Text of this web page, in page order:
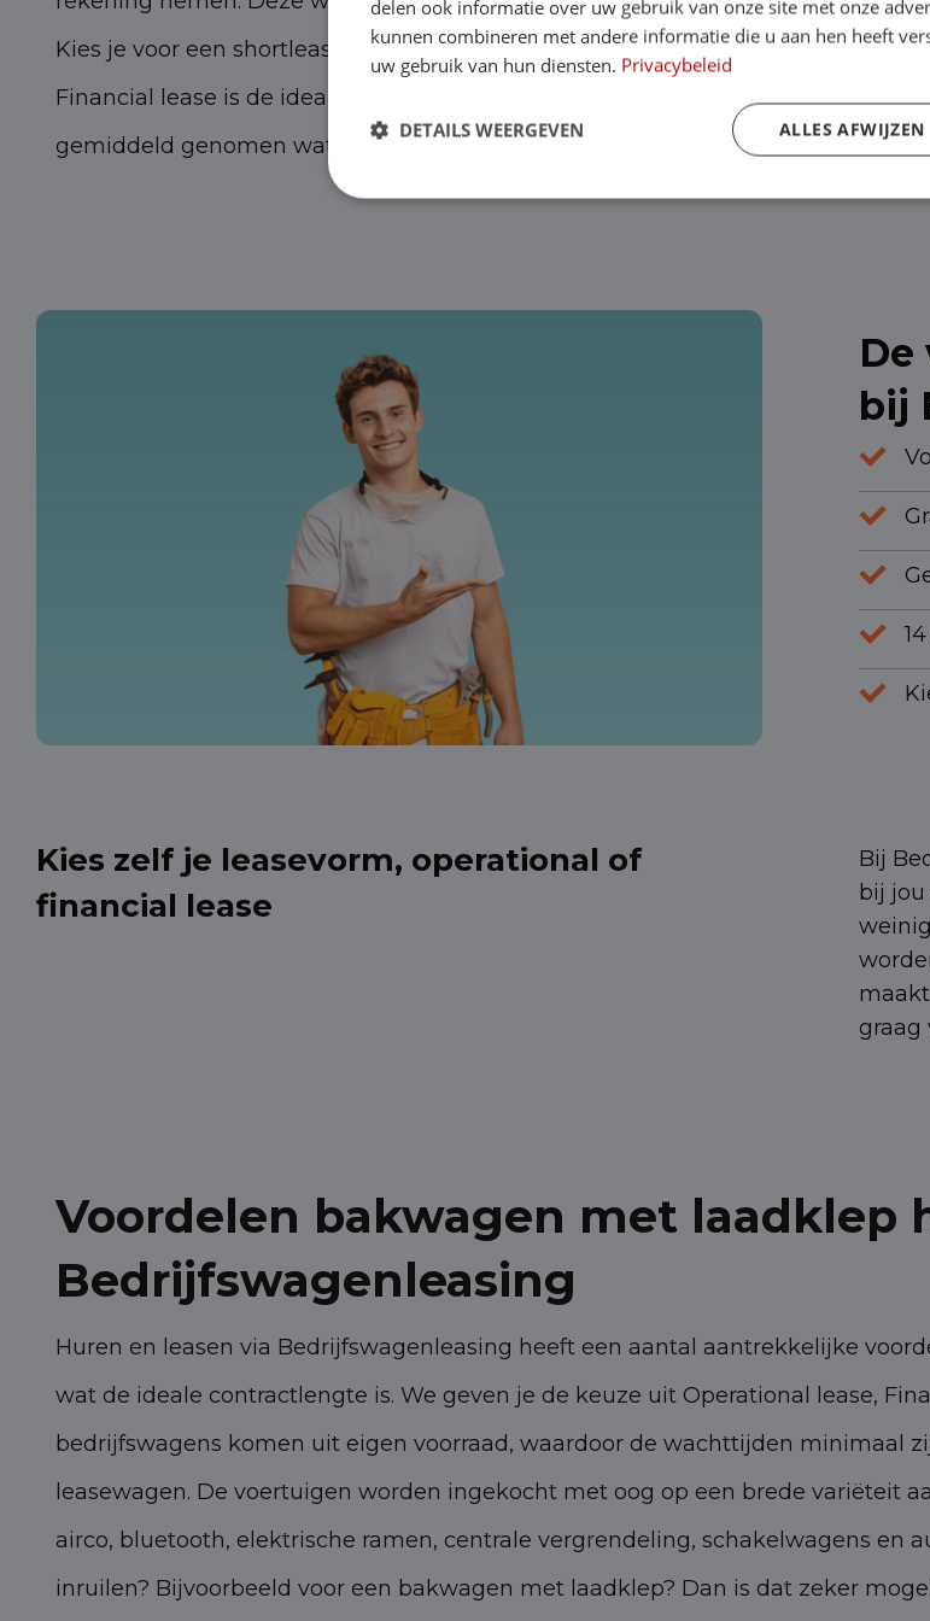
Kies je voor een shortlease contract, dan kun je al een contract voor slechts 1
Financial lease is de ideale optie voor ondernemers die de bakwagen met
gemiddeld genomen wat lager en als de leasetermijn is afgelopen, ben jij
De
bij
Kies zelf je leasevorm, operational of
financial lease
Bij
bij jou
graag
Voordelen bakwagen met laadklep
Bedrijfswagenleasing
Huren en leasen via Bedrijfswagenleasing heeft een aantal aantrekkelijke
wat de ideale contractlengte is. We geven je de keuze uit Operational lease,
bedrijfswagens komen uit eigen voorraad, waardoor de wachttijden minimaal
leasewagen. De voertuigen worden ingekocht met oog op een brede variëteit
airco, bluetooth, elektrische ramen, centrale vergrendeling, schakelwagens en
inruilen? Bijvoorbeeld voor een bakwagen met laadklep? Dan is dat zeker
delen ook informatie over uw gebruik van onze site met onze
kunnen combineren met andere informatie die u aan hen heeft
uw gebruik van hun diensten. Privacybeleid
ALLES AFWIJZEN
DETAILS WEERGEVEN